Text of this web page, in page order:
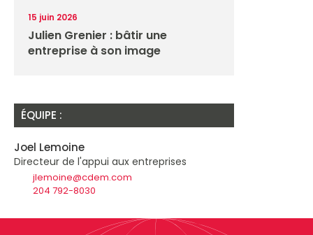
15 juin 2026
Julien Grenier : bâtir une
entreprise à son image
ÉQUIPE :
Joel Lemoine
Directeur de l'appui aux entreprises
jlemoine@cdem.com
204 792-8030